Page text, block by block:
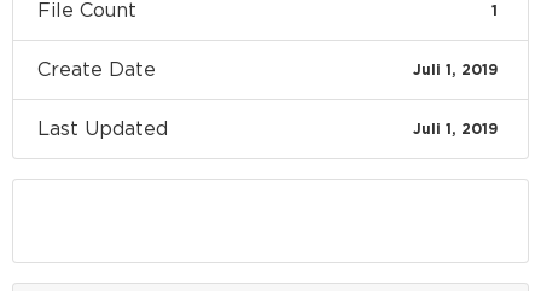
File Count 1
Create Date Juli 1, 2019
Last Updated Juli 1, 2019